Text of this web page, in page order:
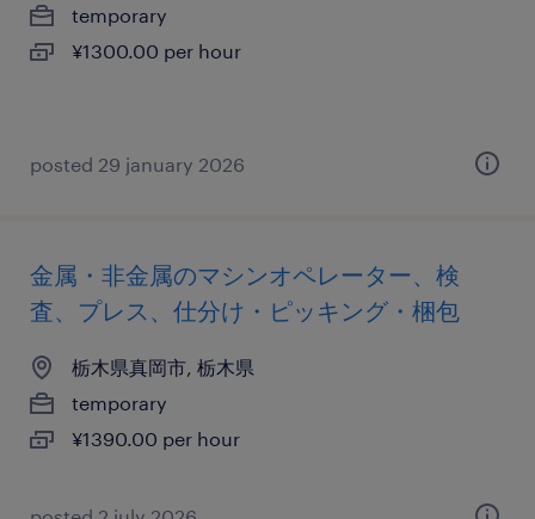
temporary
¥1300.00 per hour
posted 29 january 2026
金属・非金属のマシンオペレーター、検
査、プレス、仕分け・ピッキング・梱包
栃木県真岡市, 栃木県
temporary
¥1390.00 per hour